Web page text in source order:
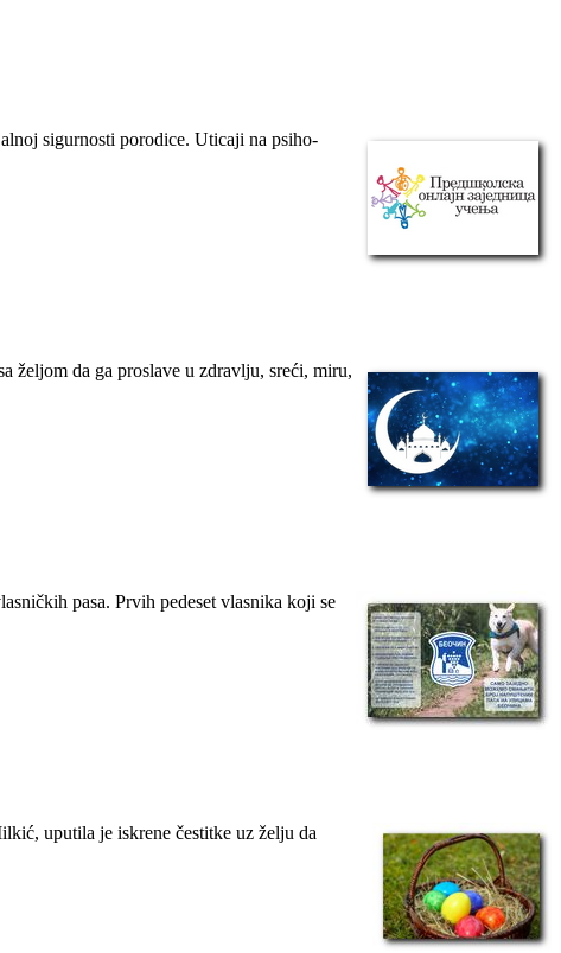
sigurnosti porodice. Uticaji na psiho-
željom da ga proslave u zdravlju, sreći, miru,
pasa. Prvih pedeset vlasnika koji se
uputila je iskrene čestitke uz želju da